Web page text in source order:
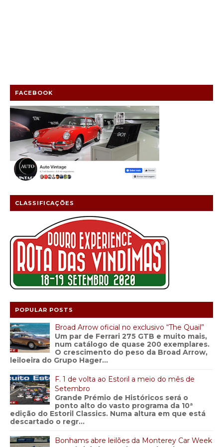
FACEBOOK
CLASSIFICAÇÕES
POPULAR POSTS
Broad Arrow oficial no exclusivo “The Quail”
Um par de Ferrari 275 GTB e muito mais,
num catálogo de quase 200 exemplares.
O crescimento do peso da Broad Arrow,
leiloeira do Grupo Hager...
F. 1 de volta ao Estoril a meio do mês de
Setembro
Grande Prémio de Históricos será o
ponto alto do vasto programa da 10ª
edição do Estoril Classics. Numa altura em que está
descartado o regr...
Bonhams abre leilões da Monterey Car Week